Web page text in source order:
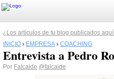
¿Los artículos de tu blog publicados
INICIO › EMPRESA › COACHING
Entrevista a Pedro
Por Falcaide @falcaide